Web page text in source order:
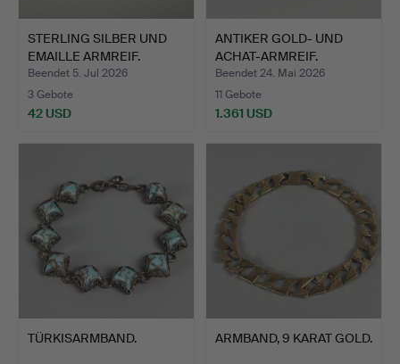
STERLING SILBER UND
EMAILLE ARMREIF.
Beendet 5. Jul 2026
3 Gebote
42 USD
ANTIKER GOLD- UND
ACHAT-ARMREIF.
Beendet 24. Mai 2026
11 Gebote
1.361 USD
TÜRKISARMBAND. ARMBAND, 9 KARAT GOLD.